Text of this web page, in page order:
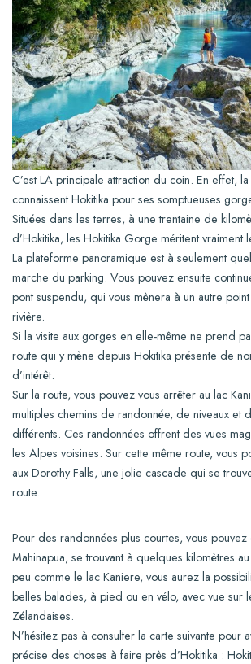
C’est LA principale attraction du coin. En effet,
connaissent Hokitika pour ses somptueuses
Situées dans les terres, à une trentaine de
d’Hokitika, les Hokitika Gorge méritent vraiment
La plateforme panoramique est à seulement
marche du parking. Vous pouvez ensuite
pont suspendu, qui vous mènera à un autre
rivière.
Si la visite aux gorges en elle-même ne prend
route qui y mène depuis Hokitika présente de
d’intérêt.
Sur la route, vous pouvez vous arrêter au lac
multiples chemins de randonnée, de niveaux et
différents. Ces randonnées offrent des vues
les Alpes voisines. Sur cette même route, vous
aux Dorothy Falls, une jolie cascade qui se
route.
Pour des randonnées plus courtes, vous
Mahinapua, se trouvant à quelques kilomètres
peu comme le lac Kaniere, vous aurez la
belles balades, à pied ou en vélo, avec vue sur
Zélandaises.
N’hésitez pas à consulter la carte suivante pour
précise des choses à faire près d’Hokitika :